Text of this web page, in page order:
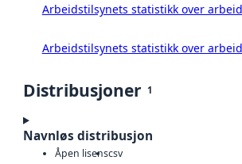
Arbeidstilsynets statistikk over
Arbeidstilsynets statistikk over
Distribusjoner 1
Navnløs distribusjon
Åpen lisenscsv